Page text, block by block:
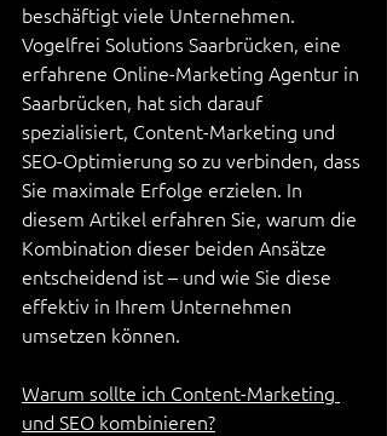
beschäftigt viele Unternehmen.
Vogelfrei Solutions Saarbrücken, eine
erfahrene Online-Marketing Agentur in
Saarbrücken, hat sich darauf
spezialisiert, Content-Marketing und
SEO-Optimierung so zu verbinden, dass
Sie maximale Erfolge erzielen. In
diesem Artikel erfahren Sie, warum die
Kombination dieser beiden Ansätze
entscheidend ist – und wie Sie diese
effektiv in Ihrem Unternehmen
umsetzen können.
Warum sollte ich Content-Marketing
und SEO kombinieren?